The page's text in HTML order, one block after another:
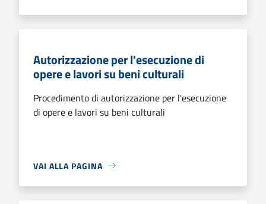
Autorizzazione per l'esecuzione di
opere e lavori su beni culturali
Procedimento di autorizzazione per l'esecuzione
di opere e lavori su beni culturali
VAI ALLA PAGINA